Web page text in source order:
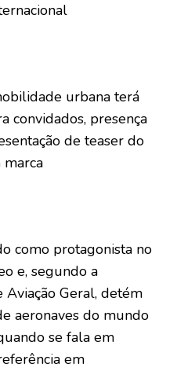
urbana terá
convidados, presença
de teaser do
como protagonista no
e, segundo a
Aviação Geral, detém
aeronaves do mundo
se fala em
em